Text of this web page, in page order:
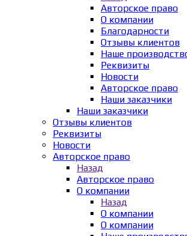
Авторское право
О компании
Благодарности
Отзывы клиентов
Наше
Реквизиты
Новости
Авторское право
Наши заказчики
Наши заказчики
Отзывы клиентов
Реквизиты
Новости
Авторское право
Назад
Авторское право
О компании
Назад
О компании
О компании